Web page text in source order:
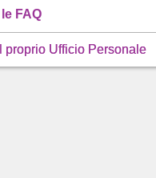
FAQ
proprio Ufficio Personale